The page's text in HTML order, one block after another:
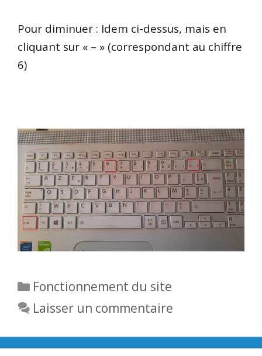
Pour diminuer : Idem ci-dessus, mais en
cliquant sur « – » (correspondant au chiffre
6)
Catégories
Fonctionnement du site
Laisser un commentaire